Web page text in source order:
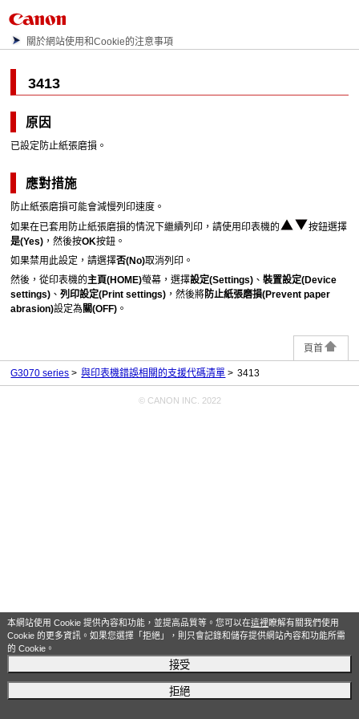
本網站使用 Cookie 提供內容和功能，並提高品質等。您可以在這裡瞭解有關我們使用
Cookie 的更多資訊。如果您選擇「拒絕」，則只會記錄和儲存提供網站內容和功能所需
的 Cookie。
接受
拒絕
關於網站使用和Cookie的注意事項
3413
原因
已設定防止紙張磨損。
應對措施
防止紙張磨損可能會減慢列印速度。
如果在已套用防止紙張磨損的情況下繼續列印，請使用印表機的
按鈕選擇
是(Yes) ，然後按OK按鈕。
如果禁用此設定，請選擇否(No)取消列印。
然後，從印表機的主頁(HOME)螢幕，選擇設定(Settings) 、裝置設定(Device
settings) 、列印設定(Print settings) ，然後將防止紙張磨損(Prevent paper
abrasion)設定為關(OFF) 。
頁首
G3070 series 與印表機錯誤相關的支援代碼清單 3413
© CANON INC. 2022